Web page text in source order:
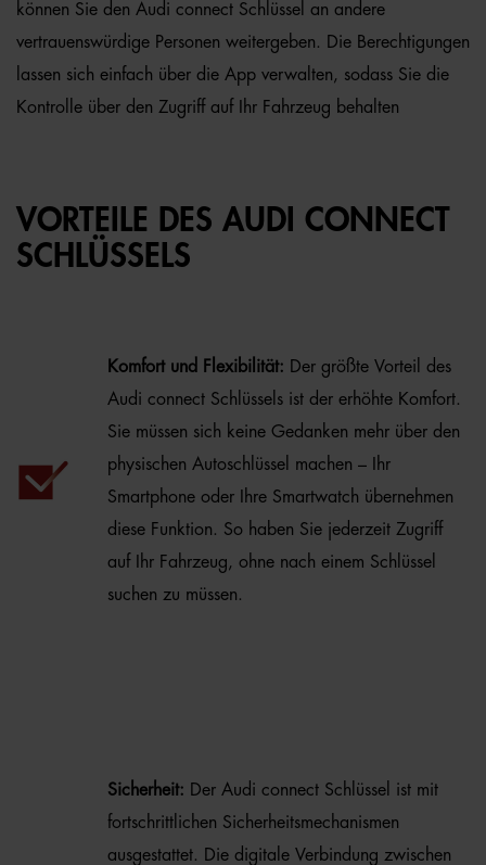
können Sie den Audi connect Schlüssel an andere
vertrauenswürdige Personen weitergeben. Die Berechtigungen
lassen sich einfach über die App verwalten, sodass Sie die
Kontrolle über den Zugriff auf Ihr Fahrzeug behalten
VORTEILE DES AUDI CONNECT
SCHLÜSSELS
Komfort und Flexibilität: Der größte Vorteil des
Audi connect Schlüssels ist der erhöhte Komfort.
Sie müssen sich keine Gedanken mehr über den
physischen Autoschlüssel machen – Ihr
Smartphone oder Ihre Smartwatch übernehmen
diese Funktion. So haben Sie jederzeit Zugriff
auf Ihr Fahrzeug, ohne nach einem Schlüssel
suchen zu müssen.
Sicherheit: Der Audi connect Schlüssel ist mit
fortschrittlichen Sicherheitsmechanismen
ausgestattet. Die digitale Verbindung zwischen